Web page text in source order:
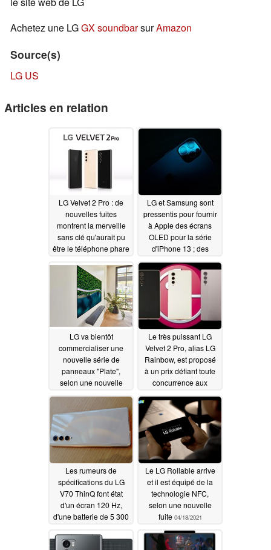
Achetez une LGGX soundbarsurAmazon
Source(s)
LG US
Articles en relation
LG Velvet 2 Pro : de
nouvelles fuites
montrent la merveille
sans clé qu'aurait pu
être le téléphone phare
LG et Samsung sont
pressentis pour fournir
à Apple des écrans
OLED pour la série
d'iPhone 13 ; des
panneaux 120 Hz et
LTPO sont déjà en
production
06/02/2021
LG va bientôt
commercialiser une
nouvelle série de
panneaux "Plate",
selon une nouvelle
fuite05/24/2021
Le très puissant LG
Velvet 2 Pro, alias LG
Rainbow, est proposé
à un prix défiant toute
concurrence aux
employés de LG prêts
à accepter certaines
conditions difficiles
05/17/2021
Les rumeurs de
spécifications du LG
V70 ThinQ font état
d'un écran 120 Hz,
d'une batterie de 5 300
de 45 W
04/29/2021
Le LG Rollable arrive
et il est équipé de la
technologie NFC,
selon une nouvelle
fuite 04/18/2021